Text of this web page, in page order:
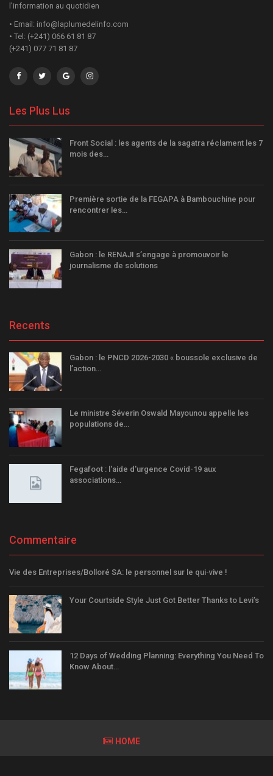
l'information au quotidien
• Email: info@laplumedelinfo.com
• Tel: (+241) 066 61 81 87
(+241) 077 71 81 87
Les Plus Lus
Front Social : les agents de la sagatra réclament les 7
mois des…
Première sortie de la FEGAPA à Bambouchine pour
rencontrer les…
Gabon : le RENAJI s’engage à promouvoir le
journalisme de solutions
Recents
Gabon : le PNCD 2026-2030 « boussole exclusive de
l’action…
Le ministre Séverin Oswald Mayounou appelle les
populations de…
Fegafoot : l'aide d'urgence Covid-19 aux
associations…
Commentaire
Vie des Entreprises/Bolloré SA: le personnel sur le qui-vive !
Your Courtside Style Just Got Better Thanks to Levi’s
12 Days of Wedding Planning: Everything You Need To
Know About…
HOME